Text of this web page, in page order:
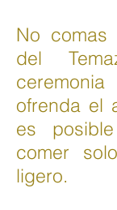
No
del
ofrenda el
es
comer
ligero.